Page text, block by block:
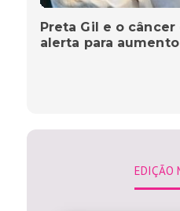
Preta Gil e o
alerta para
EDIÇÃO